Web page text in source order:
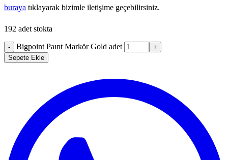
buraya tıklayarak bizimle iletişime geçebilirsiniz.
192 adet stokta
- Bigpoint Paınt Markör Gold adet
+
Sepete Ekle